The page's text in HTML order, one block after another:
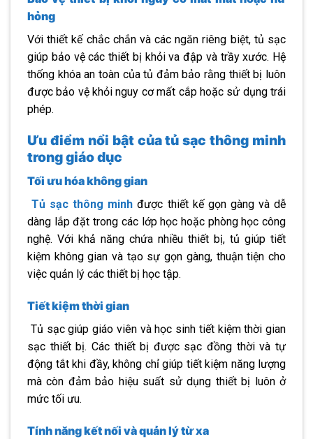
hỏng
Với thiết kế chắc chắn và các ngăn riêng biệt, tủ sạc
giúp bảo vệ các thiết bị khỏi va đập và trầy xước. Hệ
thống khóa an toàn của tủ đảm bảo rằng thiết bị luôn
được bảo vệ khỏi nguy cơ mất cắp hoặc sử dụng trái
phép.
Ưu điểm nổi bật của tủ sạc thông minh
trong giáo dục
Tối ưu hóa không gian
Tủ sạc thông minh được thiết kế gọn gàng và dễ
dàng lắp đặt trong các lớp học hoặc phòng học công
nghệ. Với khả năng chứa nhiều thiết bị, tủ giúp tiết
kiệm không gian và tạo sự gọn gàng, thuận tiện cho
việc quản lý các thiết bị học tập.
Tiết kiệm thời gian
Tủ sạc giúp giáo viên và học sinh tiết kiệm thời gian
sạc thiết bị. Các thiết bị được sạc đồng thời và tự
động tắt khi đầy, không chỉ giúp tiết kiệm năng lượng
mà còn đảm bảo hiệu suất sử dụng thiết bị luôn ở
mức tối ưu.
Tính năng kết nối và quản lý từ xa